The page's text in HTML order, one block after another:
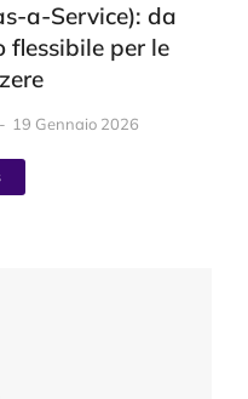
a-Service): da
flessibile per le
19 Gennaio 2026